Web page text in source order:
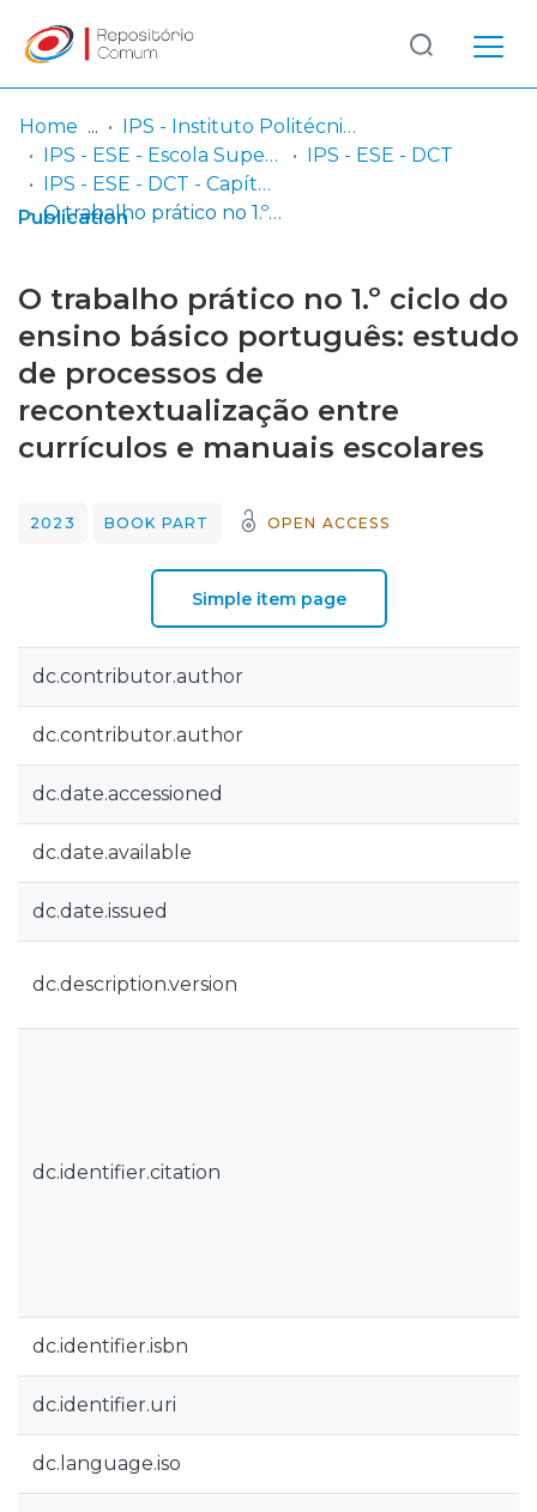
Communities
& Collections
Statistics
Log
In
(current)
Home
IPS - Instituto Politécnico de Setúbal
IPS - ESE - Escola Superior de Educação
IPS - ESE - DCT
IPS - ESE - DCT - Capítulos em livros
O trabalho prático no 1.º ciclo do ensino básico português: estudo de processos de recontextualização entre currículos e manuais escolares
Publication
O trabalho prático no 1.º ciclo do
ensino básico português: estudo
de processos de
recontextualização entre
currículos e manuais escolares
2023 BOOK PART OPEN ACCESS
Simple item page
dc.contributor.author
dc.contributor.author
dc.date.accessioned
dc.date.available
dc.date.issued
dc.description.version
dc.identifier.citation
dc.identifier.isbn
dc.identifier.uri
dc.language.iso